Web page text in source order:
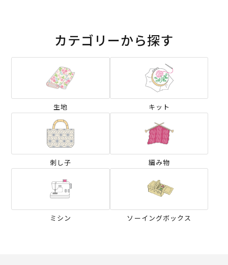
カテゴリーから探す
生地 キット
刺し子 編み物
ミシン ソーイングボックス